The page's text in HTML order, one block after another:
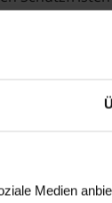
Medien
70 %
und
bzw. BwA